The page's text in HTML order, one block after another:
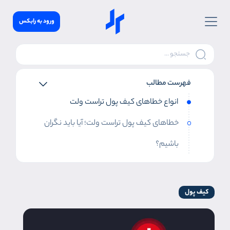
ورود به رابکس
فهرست مطالب
انواع خطاهای کیف پول تراست ولت
خطاهای کیف پول تراست ولت؛ آیا باید نگران
باشیم؟
کیف پول